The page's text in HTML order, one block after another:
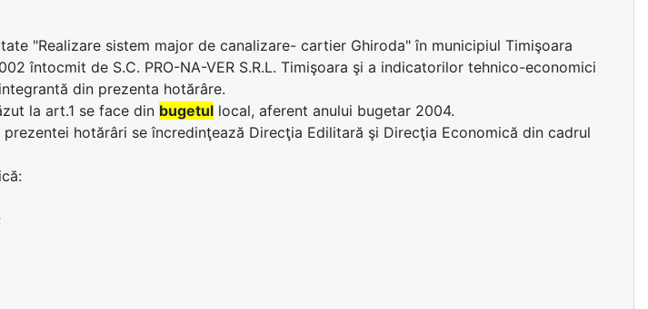
"Realizare sistem major de canalizare- cartier Ghiroda" în municipiul Timişoara
întocmit de S.C. PRO-NA-VER S.R.L. Timişoara şi a indicatorilor tehnico-economici
din prezenta hotărâre.
la art.1 se face din bugetul local, aferent anului bugetar 2004.
hotărâri se încredinţează Direcţia Edilitară şi Direcţia Economică din cadrul